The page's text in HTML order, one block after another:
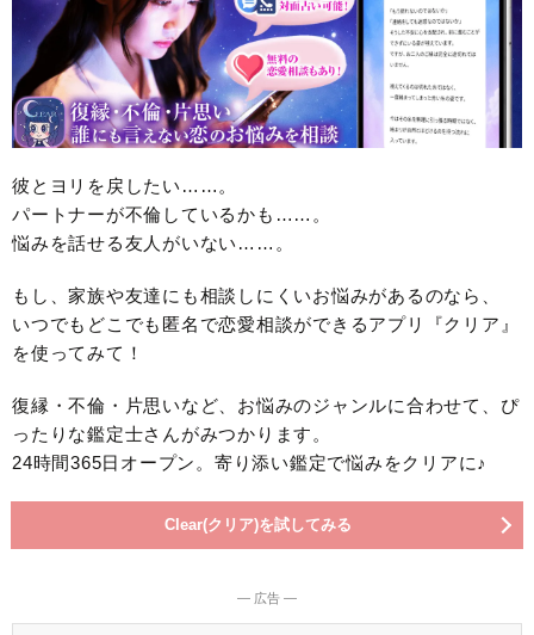
彼とヨリを戻したい……。
パートナーが不倫しているかも……。
悩みを話せる友人がいない……。
もし、家族や友達にも相談しにくいお悩みがあるのなら、
いつでもどこでも匿名で恋愛相談ができるアプリ『クリア』
を使ってみて！
復縁・不倫・片思いなど、お悩みのジャンルに合わせて、ぴ
ったりな鑑定士さんがみつかります。
24時間365日オープン。寄り添い鑑定で悩みをクリアに♪
Clear(クリア)を試してみる
― 広告 ―